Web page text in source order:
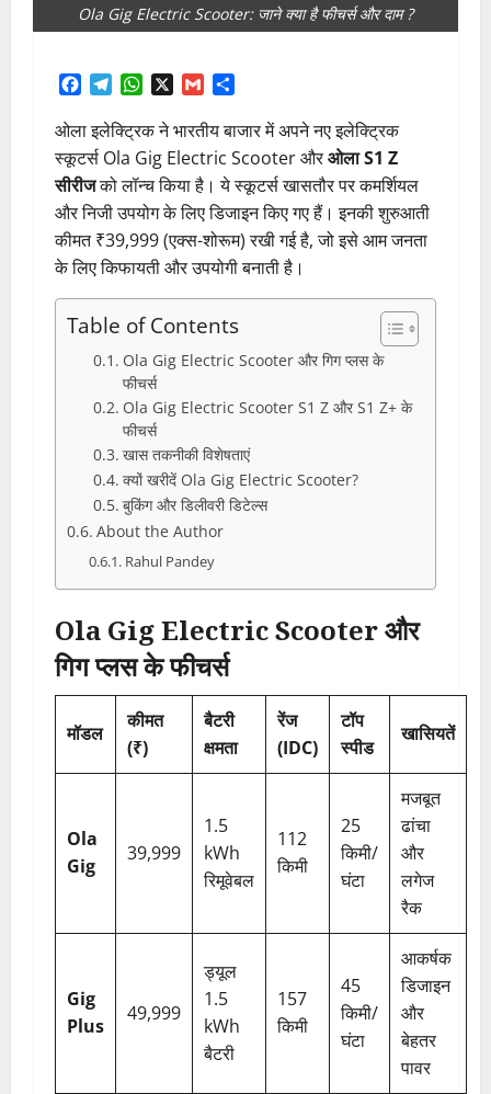
Ola Gig Electric Scooter: जाने क्या है फीचर्स और दाम ?
Facebook
TelegramWhatsAppGmail
ओला इलेक्ट्रिक ने भारतीय बाजार में अपने नए इलेक्ट्रिक
स्कूटर्स Ola Gig Electric Scooter औरओला S1 Z
सीरीजको लॉन्च किया है। ये स्कूटर्स खासतौर पर कमर्शियल
और निजी उपयोग के लिए डिजाइन किए गए हैं। इनकी शुरुआती
कीमत ₹39,999 (एक्स-शोरूम) रखी गई है, जो इसे आम जनता
के लिए किफायती और उपयोगी बनाती है।
Table of Contents
Ola Gig Electric Scooter और गिग प्लस के
फीचर्स
Ola Gig Electric Scooter S1 Z और S1 Z+ के
फीचर्स
खास तकनीकी विशेषताएं
क्यों खरीदें Ola Gig Electric Scooter?
बुकिंग और डिलीवरी डिटेल्स
About the Author
Rahul Pandey
Ola Gig Electric Scooter और
गिग प्लस के फीचर्स
मॉडल
कीमत
(₹)
बैटरी
क्षमता
रेंज
(IDC)
टॉप
स्पीड
खासियतें
Ola
Gig
39,999
1.5
kWh
रिमूवेबल
112
किमी
25
किमी/
घंटा
मजबूत
ढांचा
और
लगेज
रैक
Gig
Plus
49,999
ड्यूल
1.5
kWh
बैटरी
157
किमी
45
किमी/
घंटा
आकर्षक
डिजाइन
और
बेहतर
पावर